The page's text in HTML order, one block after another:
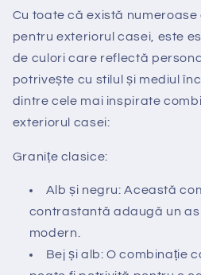
Cu toate că există
pentru exteriorul casei, este
de culori care reflectă
potrivește cu stilul și mediul
dintre cele mai inspirate
exteriorul casei:
Granițe clasice:
Alb și negru: Această
contrastantă adaugă un
modern.
Bej și alb: O combinație